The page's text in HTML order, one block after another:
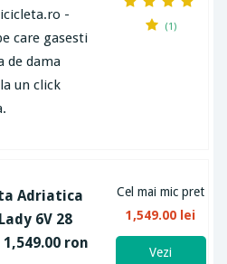
-
care gasesti
de dama
un click
(1)
Adriatica
6V 28
ron
Cel mai mic pret
1,549.00 lei
Vezi